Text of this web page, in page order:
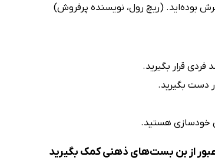
بوده‌اید. (ریچ رول، نویسنده پرفروش)
قرار بگیرید.
دست بگیرید.
خودسازی هستید.
از بن بست‌های ذهنی کمک بگیرید